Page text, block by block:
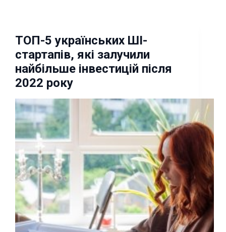
ТОП-5 українських ШІ-
стартапів, які залучили
найбільше інвестицій після
2022 року